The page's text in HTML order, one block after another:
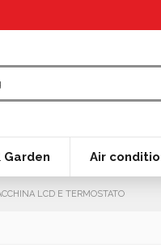
Garden Air
LCD E TERMOSTATO